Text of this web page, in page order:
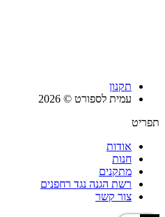
תקנון
עמית לספורט © 2026
תפריט
אודות
חנות
מתקנים
רשת הגנה נגד רחפנים
צור קשר